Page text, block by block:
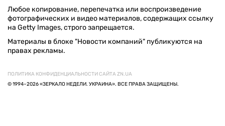
Любое копирование, перепечатка или воспроизведение
фотографических и видео материалов, содержащих ссылку
на Getty Images, строго запрещается.
Материалы в блоке "Новости компаний" публикуются на
правах рекламы.
ПОЛИТИКА КОНФИДЕНЦИАЛЬНОСТИ САЙТА ZN.UA
© 1994–2026 «ЗЕРКАЛО НЕДЕЛИ. УКРАИНА». ВСЕ ПРАВА ЗАЩИЩЕНЫ.